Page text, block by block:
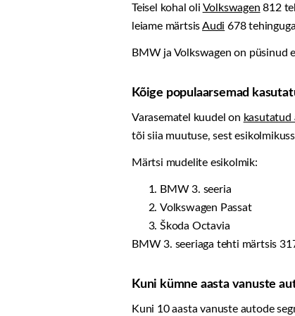
Teisel kohal oli Volkswagen 812
leiame märtsisAudi 678
BMW ja Volkswagen on püsinud
Kõige populaarsemad
Varasematel kuudel on kasutatud
tõi siia muutuse, sest
Märtsi mudelite esikolmik:
BMW 3. seeria
Volkswagen Passat
Škoda Octavia
BMW 3. seeriaga tehti märtsis
Kuni kümne aasta vanuste
Kuni 10 aasta vanuste autode